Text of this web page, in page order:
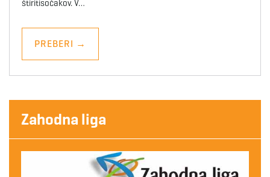
štiritisočakov. V…
PREBERI →
Zahodna liga